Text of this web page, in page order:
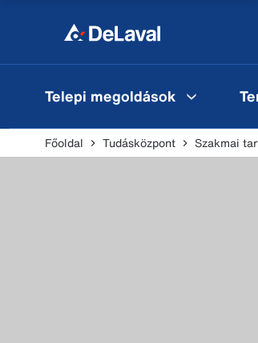
Telepi megoldások
Főoldal Tudásközpont Szakmai